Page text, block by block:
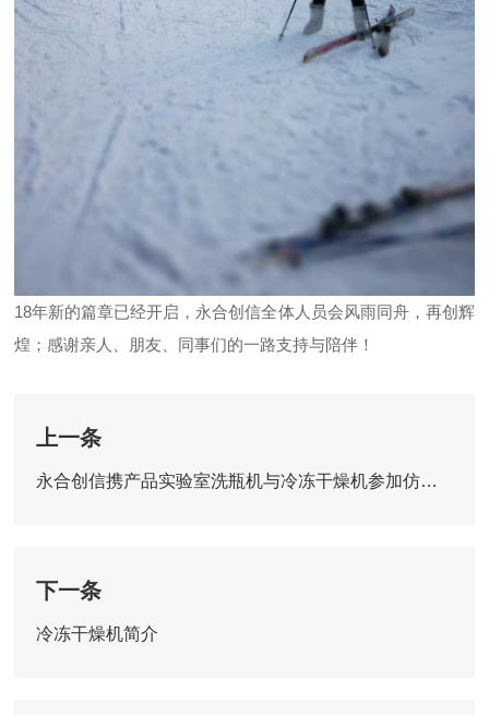
18年新的篇章已经开启，永合创信全体人员会风雨同舟，再创辉
煌；感谢亲人、朋友、同事们的一路支持与陪伴！
上一条
永合创信携产品实验室洗瓶机与冷冻干燥机参加仿制药研讨会
下一条
冷冻干燥机简介